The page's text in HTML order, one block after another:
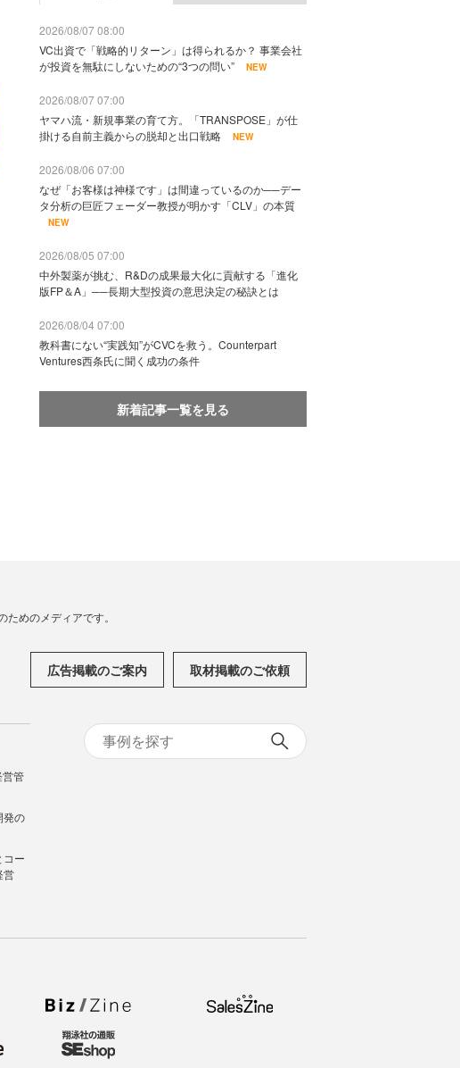
2026/08/07 08:00
VC出資で「戦略的リターン」は得られるか？ 事業会社
が投資を無駄にしないための“3つの問い”
NEW
2026/08/07 07:00
ヤマハ流・新規事業の育て方。「TRANSPOSE」が仕
掛ける自前主義からの脱却と出口戦略
NEW
2026/08/06 07:00
なぜ「お客様は神様です」は間違っているのか──デー
タ分析の巨匠フェーダー教授が明かす「CLV」の本質
NEW
2026/08/05 07:00
中外製薬が挑む、R&Dの成果最大化に貢献する「進化
版FP＆A」──長期大型投資の意思決定の秘訣とは
2026/08/04 07:00
教科書にない“実践知”がCVCを救う。Counterpart
Ventures西条氏に聞く成功の条件
新着記事一覧を見る
めのメディアです。
広告掲載のご案内 取材掲載のご依頼
営管
発の
コー
営